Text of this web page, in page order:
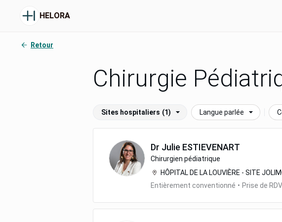
HELORA
Retour
Chirurgie
Sites hospitaliers (1) Langue parlée
Dr Julie ESTIEVENART
Chirurgien pédiatrique
HÔPITAL DE LA LOUVIÈRE - SITE
Entièrement conventionné • Prise de